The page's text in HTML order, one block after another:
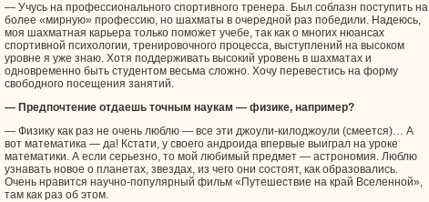
— Учусь на профессионального спортивного тренера. Был соблазн поступить на
более «мирную» профессию, но шахматы в очередной раз победили. Надеюсь,
моя шахматная карьера только поможет учебе, так как о многих нюансах
спортивной психологии, тренировочного процесса, выступлений на высоком
уровне я уже знаю. Хотя поддерживать высокий уровень в шахматах и
одновременно быть студентом весьма сложно. Хочу перевестись на форму
свободного посещения занятий.
— Предпочтение отдаешь точным наукам — физике, например?
— Физику как раз не очень люблю — все эти джоули-килоджоули (смеется)… А
вот математика — да! Кстати, у своего андроида впервые выиграл на уроке
математики. А если серьезно, то мой любимый предмет — астрономия. Люблю
узнавать новое о планетах, звездах, из чего они состоят, как образовались.
Очень нравится научно-популярный фильм «Путешествие на край Вселенной»,
там как раз об этом.